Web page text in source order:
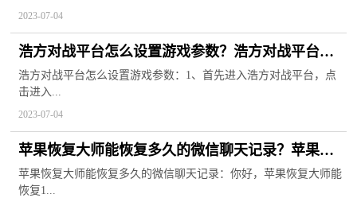
2023-07-04
浩方对战平台怎么设置游戏参数？浩方对战平台
5.8.2的改键怎么用的？
浩方对战平台怎么设置游戏参数：1、首先进入浩方对战平台，点
击进入...
2023-07-04
苹果恢复大师能恢复多久的微信聊天记录？苹果恢
复大师注册码分享
苹果恢复大师能恢复多久的微信聊天记录：你好，苹果恢复大师能
恢复1...